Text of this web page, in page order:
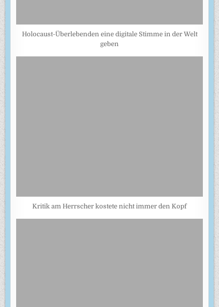
Holocaust-Überlebenden eine digitale Stimme in der Welt
geben
Kritik am Herrscher kostete nicht immer den Kopf